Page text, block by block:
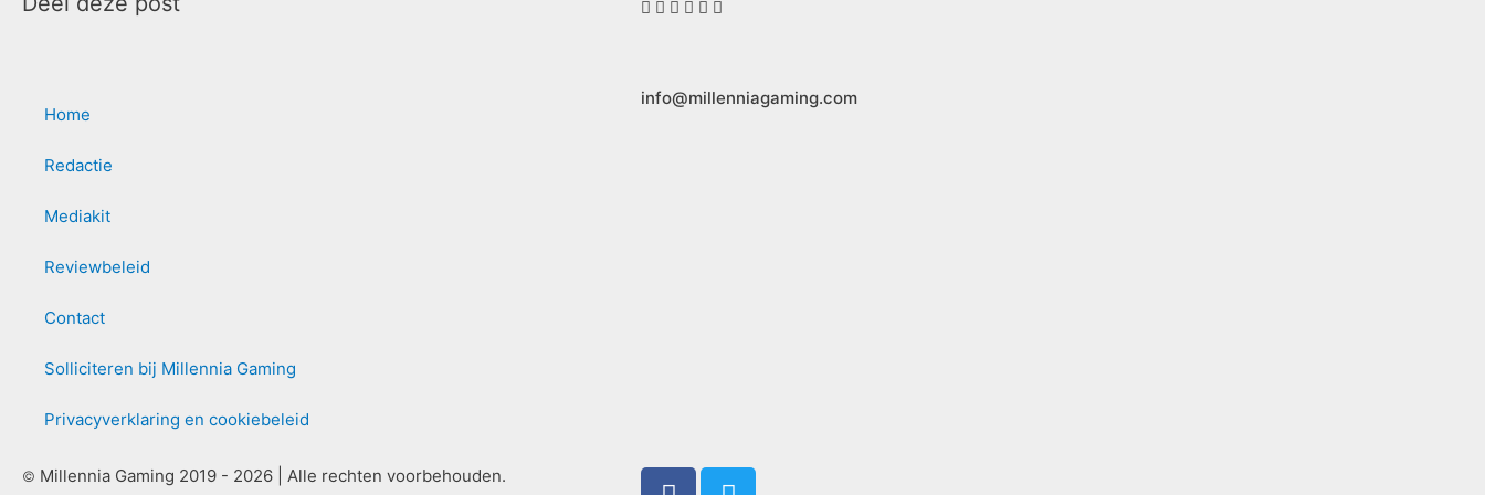
Home
Redactie
Mediakit
Reviewbeleid
Contact
Solliciteren bij Millennia Gaming
Privacyverklaring en cookiebeleid
info@millenniagaming.com
© Millennia Gaming 2019 - 2026 | Alle rechten voorbehouden.
F
T